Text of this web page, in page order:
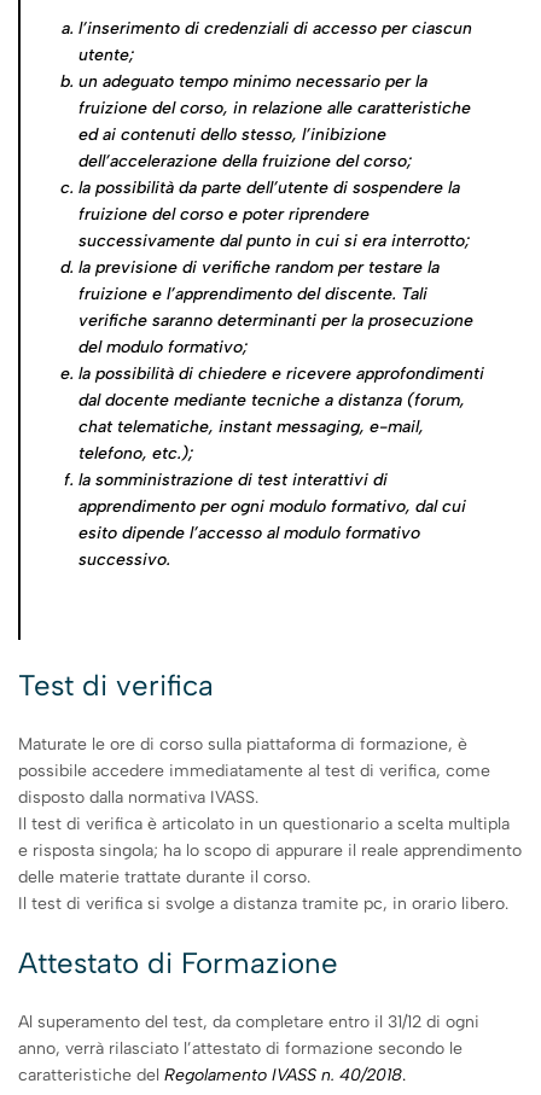
l’inserimento di credenziali di accesso per ciascun
utente;
un adeguato tempo minimo necessario per la
fruizione del corso, in relazione alle caratteristiche
ed ai contenuti dello stesso, l’inibizione
dell’accelerazione della fruizione del corso;
la possibilità da parte dell’utente di sospendere la
fruizione del corso e poter riprendere
successivamente dal punto in cui si era interrotto;
la previsione di verifiche random per testare la
fruizione e l’apprendimento del discente. Tali
verifiche saranno determinanti per la prosecuzione
del modulo formativo;
la possibilità di chiedere e ricevere approfondimenti
dal docente mediante tecniche a distanza (forum,
chat telematiche, instant messaging, e-mail,
telefono, etc.);
la somministrazione di test interattivi di
apprendimento per ogni modulo formativo, dal cui
esito dipende l’accesso al modulo formativo
successivo.
Test di verifica
Maturate le ore di corso sulla piattaforma di formazione, è
possibile accedere immediatamente al test di verifica, come
disposto dalla normativa IVASS.
Il test di verifica è articolato in un questionario a scelta multipla
e risposta singola; ha lo scopo di appurare il reale apprendimento
delle materie trattate durante il corso.
Il test di verifica si svolge a distanza tramite pc, in orario libero.
Attestato di Formazione
Al superamento del test, da completare entro il 31/12 di ogni
anno, verrà rilasciato l’attestato di formazione secondo le
caratteristiche del Regolamento IVASS n. 40/2018.